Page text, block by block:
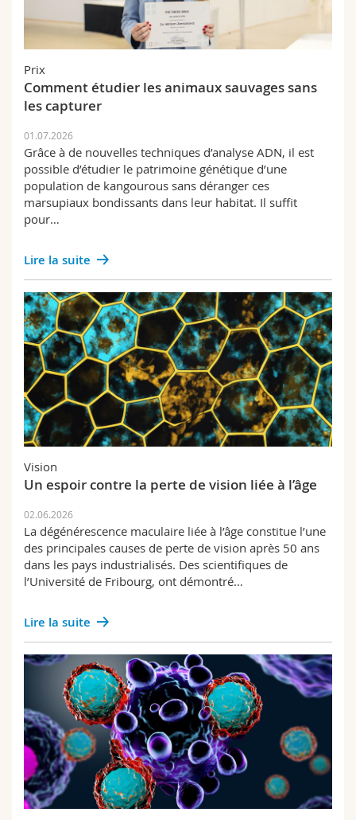
Sciences et médecine
Interfacultaire
Collaborateurs
Doctorants
MyUnifr
Prix
Comment étudier les animaux sauvages sans
les capturer
01.07.2026
Grâce à de nouvelles techniques d’analyse ADN, il est
possible d’étudier le patrimoine génétique d’une
population de kangourous sans déranger ces
marsupiaux bondissants dans leur habitat. Il suffit
pour…
Lire la suite
Vision
Un espoir contre la perte de vision liée à l’âge
02.06.2026
La dégénérescence maculaire liée à l’âge constitue l’une
des principales causes de perte de vision après 50 ans
dans les pays industrialisés. Des scientifiques de
l’Université de Fribourg, ont démontré…
Lire la suite